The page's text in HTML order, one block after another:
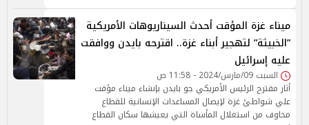
ميناء غزة المؤقت أحدث السيناريوهات الأمريكية
”الخبيثة” لتهجير أبناء غزة.. اقترحه بايدن ووافقت
عليه إسرائيل
السبت 09/مارس/2024 - 11:58 ص
أثار مقترح الرئيس الأمريكي جو بايدن بإنشاء ميناء مؤقت
علي شواطئ غزة لإيصال المساعدات الإنسانية للقطاع
مخاوف من استغلال المأساة التي يعيشها سكان القطاع